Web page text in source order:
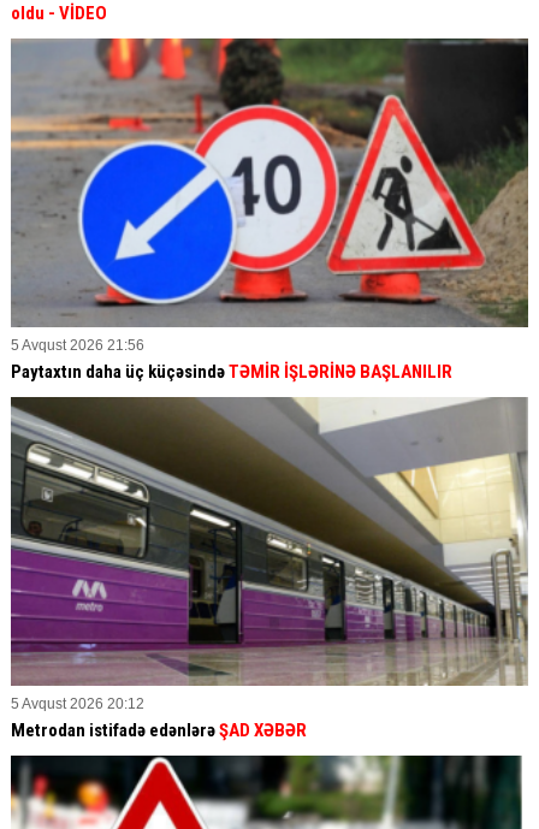
oldu - VİDEO
5 Avqust 2026 21:56
Paytaxtın daha üç küçəsindəTƏMİR İŞLƏRİNƏ BAŞLANILIR
5 Avqust 2026 20:12
Metrodan istifadə edənlərəŞAD XƏBƏR